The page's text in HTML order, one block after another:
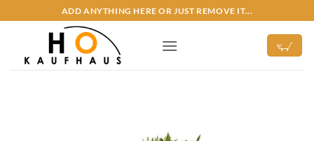
Inhalt
ADD ANYTHING HERE OR JUST REMOVE IT...